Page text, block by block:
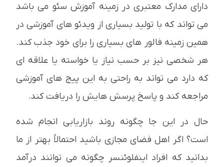
دارای مدارک معتبری در زمینه آموزش سئو می باشد
می تواند که با تولید بسیاری از ویدئو های آموزشی در
همین زمینه فالور های بسیاری را برای خود جذب کند.
هر شخصی نیز بر حسب نیاز یا خواسته یا علاقه ای
که دارد می تواند به راحتی به این پیج های آموزشی
مراجعه کند و پاسخ پرسش هایش را دریافت کند.
حال در این جا چگونه روند بازاریابی انجام شده
است؟ اگر اهل فضای مجازی باشید احتمالاً بهتر از ما
بدانید که افراد اینفلوئنسر چگونه می توانند درآمد